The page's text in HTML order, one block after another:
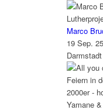
Marco
19 Sep. 25
Darmstadt